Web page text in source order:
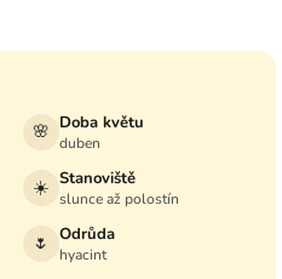
🌸 Doba květu
duben
☀️ Stanoviště
slunce až polostín
🌷 Odrůda
hyacint